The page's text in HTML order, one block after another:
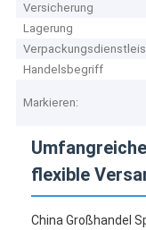
Versicherung
Lagerung
Handelsbegriff
Markieren:
flexible
China Großhandel